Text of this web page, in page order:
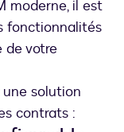
moderne, il est
fonctionnalités
de votre
solution
contrats :